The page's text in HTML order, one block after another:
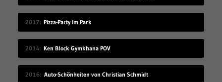
2017 Pizza-Party im Park
2014 Ken Block Gymkhana POV
2016 Auto-Schönheiten von Christian Schmidt